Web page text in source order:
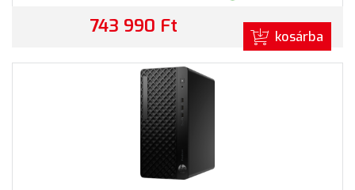
743 990 Ft kosárba